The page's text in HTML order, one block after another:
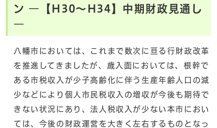
ン ―【H30～H34】中期財政見通し
―
八幡市においては、これまで数次に亘る行財政改革
を推進してきましたが、歳入面においては、根幹で
ある市税収入が少子高齢化に伴う生産年齢人口の減
少などにより個人市民税収入の増収が今後も期待で
きない状況にあり、法人税収入が少ない本市におい
ては、今後の財政運営を大きく左右するものとなっ